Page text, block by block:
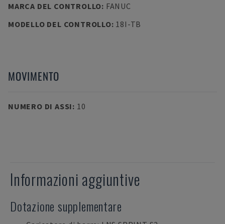
MARCA DEL CONTROLLO: FANUC
MODELLO DEL CONTROLLO: 18I-TB
MOVIMENTO
NUMERO DI ASSI: 10
Informazioni aggiuntive
Dotazione supplementare